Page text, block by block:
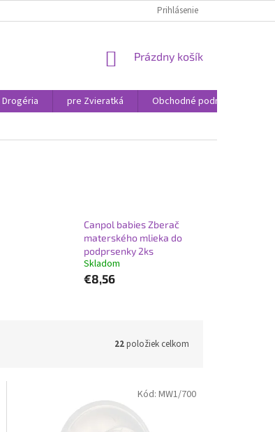
Prihlásenie
NÁKUPNÝ
Prázdny košík
Drogéria pre Zvieratká Obchodné podmienky
Canpol babies Zberač
materského mlieka do
podprsenky 2ks
Skladom
€8,56
22položiek celkom
Kód: MW1/700